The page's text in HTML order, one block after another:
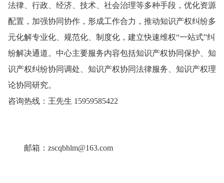
法律、行政、经济、技术、社会治理等多种手段，优化资源
配置，加强协同协作，形成工作合力，推动知识产权纠纷多
元化解专业化、规范化、制度化，建立快速维权“一站式”纠
纷解决通道。中心主要服务内容包括知识产权协同保护、知
识产权纠纷协同调处、知识产权协同法律服务、知识产权理
论协同研究。
咨询热线：王先生 15959585422
邮箱：zscqbhlm@163.com